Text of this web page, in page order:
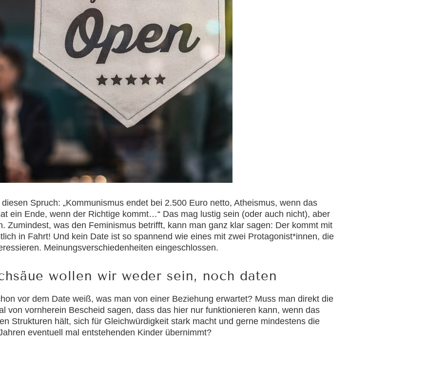
Spruch: „Kommunismus endet bei 2.500 Euro netto, Atheismus, wenn das
ein Ende, wenn der Richtige kommt…“ Das mag lustig sein (oder auch nicht), aber
Zumindest, was den Feminismus betrifft, kann man ganz klar sagen: Der kommt mit
in Fahrt! Und kein Date ist so spannend wie eines mit zwei Protagonist*innen, die
Meinungsverschiedenheiten eingeschlossen.
wollen wir weder sein, noch daten
vor dem Date weiß, was man von einer Beziehung erwartet? Muss man direkt die
von vornherein Bescheid sagen, dass das hier nur funktionieren kann, wenn das
Strukturen hält, sich für Gleichwürdigkeit stark macht und gerne mindestens die
eventuell mal entstehenden Kinder übernimmt?